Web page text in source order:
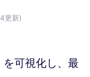
更新)
を可視化し、最